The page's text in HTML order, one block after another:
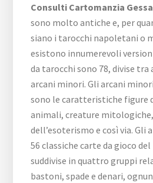
Consulti Cartomanzia
sono molto antiche e, per
siano i tarocchi napoletani o
esistono innumerevoli
da tarocchi sono 78, divise tra
arcani minori. Gli arcani
sono le caratteristiche figure
animali, creature
dell’esoterismo e così via. Gli
56 classiche carte da gioco
suddivise in quattro gruppi
bastoni, spade e denari,